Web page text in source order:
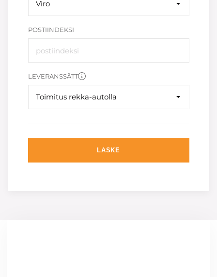
Viro
POSTIINDEKSI
LEVERANSSÄTT
Toimitus rekka-autolla
LASKE